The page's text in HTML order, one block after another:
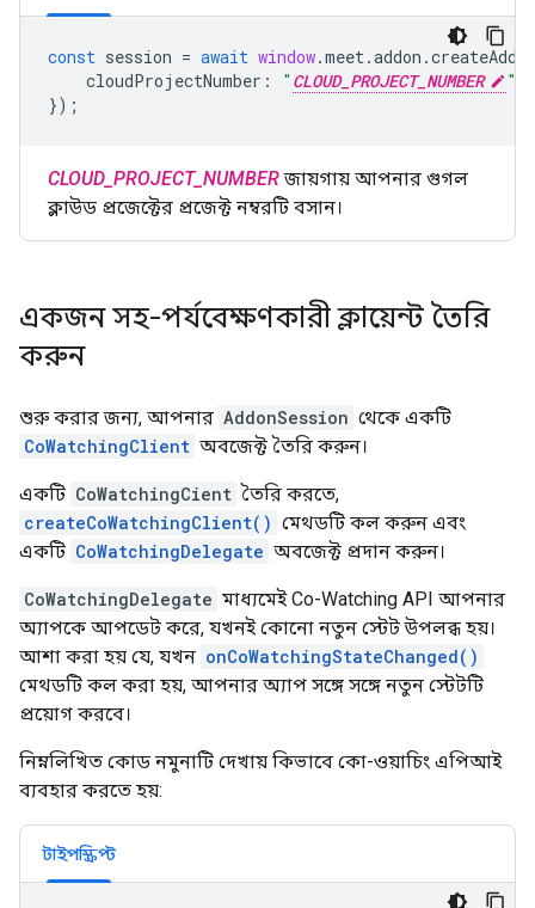
const session = await window.meet.addon .
cloudProjectNumber : " CLOUD_PROJECT_NUMBER "
});
CLOUD_PROJECT_NUMBERজায়গায় আপনার গুগল
ক্লাউড প্রজেক্টের প্রজেক্ট নম্বরটি বসান।
একজন সহ-পর্যবেক্ষণকারী ক্লায়েন্ট তৈরি
করুন
শুরু করার জন্য, আপনার AddonSession থেকে একটি
CoWatchingClient অবজেক্ট তৈরি করুন।
একটি CoWatchingCient তৈরি করতে,
createCoWatchingClient() মেথডটি কল করুন এবং
একটি CoWatchingDelegate অবজেক্ট প্রদান করুন।
CoWatchingDelegate মাধ্যমেই Co-Watching API আপনার
অ্যাপকে আপডেট করে, যখনই কোনো নতুন স্টেট উপলব্ধ হয়।
আশা করা হয় যে, যখন onCoWatchingStateChanged()
মেথডটি কল করা হয়, আপনার অ্যাপ সঙ্গে সঙ্গে নতুন স্টেটটি
প্রয়োগ করবে।
নিম্নলিখিত কোড নমুনাটি দেখায় কিভাবে কো-ওয়াচিং এপিআই
ব্যবহার করতে হয়:
টাইপস্ক্রিপ্ট